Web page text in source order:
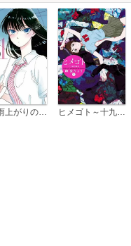
ヒメゴト～十九歳の制服～